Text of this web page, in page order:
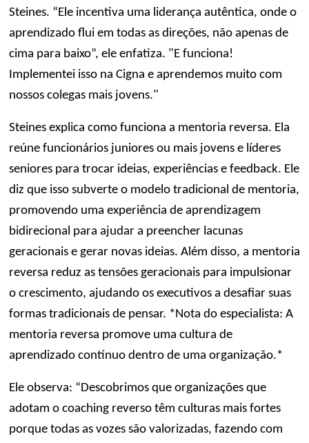
Steines. “Ele incentiva uma liderança autêntica, onde o
aprendizado flui em todas as direções, não apenas de
cima para baixo”, ele enfatiza. "E funciona!
Implementei isso na Cigna e aprendemos muito com
nossos colegas mais jovens."
Steines explica como funciona a mentoria reversa. Ela
reúne funcionários juniores ou mais jovens e líderes
seniores para trocar ideias, experiências e feedback. Ele
diz que isso subverte o modelo tradicional de mentoria,
promovendo uma experiência de aprendizagem
bidirecional para ajudar a preencher lacunas
geracionais e gerar novas ideias. Além disso, a mentoria
reversa reduz as tensões geracionais para impulsionar
o crescimento, ajudando os executivos a desafiar suas
formas tradicionais de pensar. *Nota do especialista: A
mentoria reversa promove uma cultura de
aprendizado contínuo dentro de uma organização.*
Ele observa: “Descobrimos que organizações que
adotam o coaching reverso têm culturas mais fortes
porque todas as vozes são valorizadas, fazendo com